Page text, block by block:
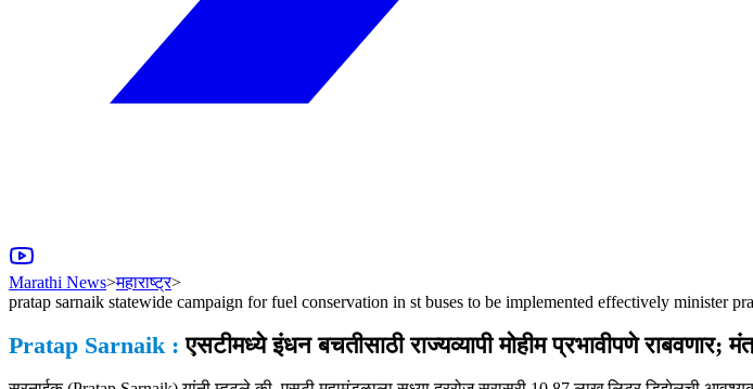
Marathi News>महाराष्ट्र>
pratap sarnaik statewide campaign for fuel conservation in st buses to be implemented effectively minister
Pratap Sarnaik : एसटीमध्ये इंधन बचतीसाठी राज्यव्यापी मोहीम प्रभावीपणे राबवणार;